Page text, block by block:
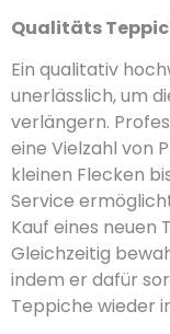
Qualitäts
Ein qualitativ
unerlässlich, um
verlängern.
eine Vielzahl von
kleinen Flecken
Service
Kauf eines neuen
Gleichzeitig
indem er dafür
Teppiche wieder